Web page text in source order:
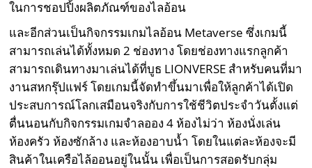
ในการชอปปิ้งผลิตภัณฑ์ของไลอ้อน
และอีกส่วนเป็นกิจกรรมเกมไลอ้อน Metaverse ซึ่งเกมนี้
สามารถเล่นได้ทั้งหมด 2 ช่องทาง โดยช่องทางแรกลูกค้า
สามารถเดินทางมาเล่นได้ที่บูธ LIONVERSE สำหรับคนที่มา
งานสหกรุ๊ปแฟร์ โดยเกมนี้จัดทำขึ้นมาเพื่อให้ลูกค้าได้เปิด
ประสบการณ์โลกเสมือนจริงกับการใช้ชีวิตประจำวันตั้งแต่
ตื่นนอนกับกิจกรรมเกมจำลออง 4 ห้องไม่ว่า ห้องนั่งเล่น
ห้องครัว ห้องซักล้าง และห้องอาบน้ำ โดยในแต่ละห้องจะมี
สินค้าในเครือไล้ออนอยู่ในนั้น เพื่อเป็นการสอดรับกลุ่ม